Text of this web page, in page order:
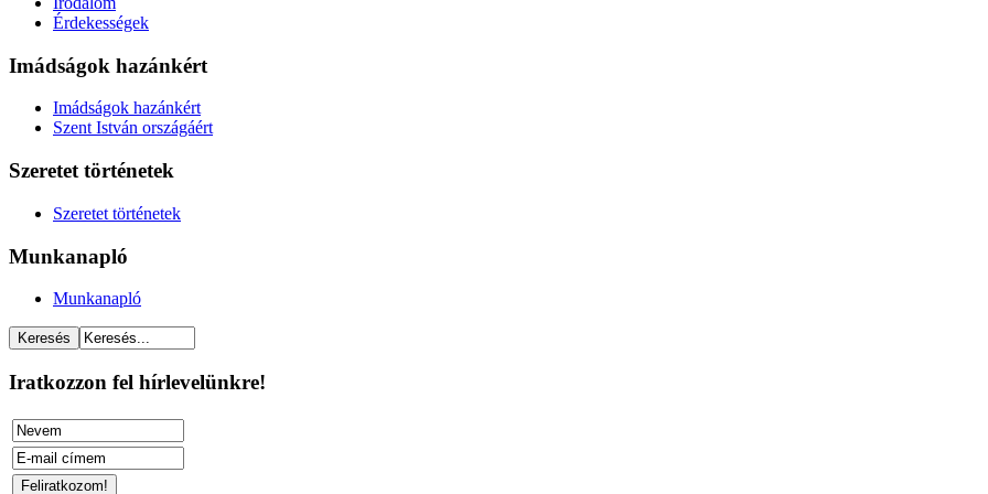
Érdekességek
Imádságok hazánkért
Imádságok hazánkért
Szent István országáért
Szeretet történetek
Szeretet történetek
Munkanapló
Munkanapló
Iratkozzon fel hírlevelünkre!